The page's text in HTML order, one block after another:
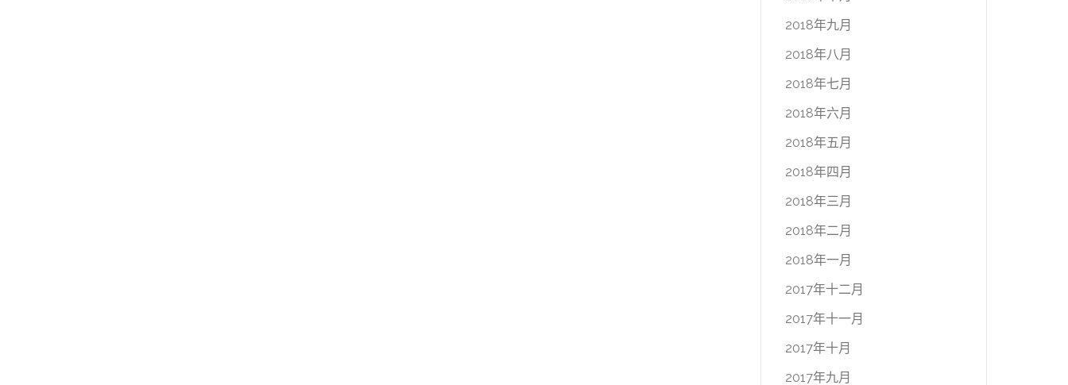
2018年九月
2018年八月
2018年七月
2018年六月
2018年五月
2018年四月
2018年三月
2018年二月
2018年一月
2017年十二月
2017年十一月
2017年十月
2017年九月